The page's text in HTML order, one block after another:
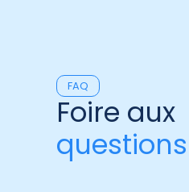
FAQ
Foire aux
questions